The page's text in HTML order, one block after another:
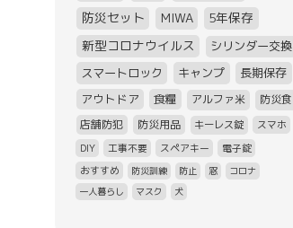
防災セット
MIWA
5年保存
新型コロナウイルス
シリンダー交換
スマートロック
キャンプ
長期保存
アウトドア
食糧 アルファ米
防災食
店舗防犯
防災用品 キーレス錠
スマホ
DIY
工事不要 スペアキー
電子錠
おすすめ
防災訓練 防止 窓
コロナ
一人暮らし
マスク 犬